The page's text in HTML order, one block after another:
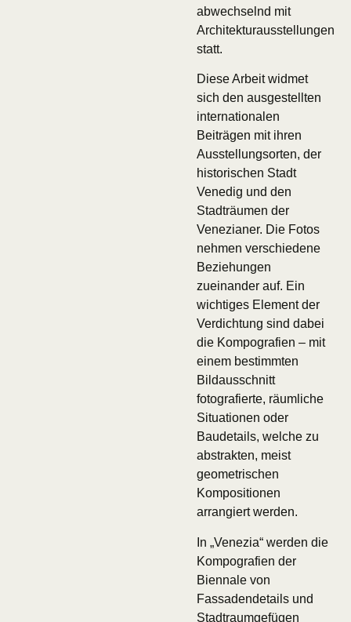
abwechselnd mit
Architekturausstellungen
statt.
Diese Arbeit widmet
sich den ausgestellten
internationalen
Beiträgen mit ihren
Ausstellungsorten, der
historischen Stadt
Venedig und den
Stadträumen der
Venezianer. Die Fotos
nehmen verschiedene
Beziehungen
zueinander auf. Ein
wichtiges Element der
Verdichtung sind dabei
die Kompografien – mit
einem bestimmten
Bildausschnitt
fotografierte, räumliche
Situationen oder
Baudetails, welche zu
abstrakten, meist
geometrischen
Kompositionen
arrangiert werden.
In „Venezia“ werden die
Kompografien der
Biennale von
Fassadendetails und
Stadtraumgefügen